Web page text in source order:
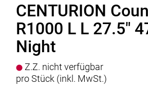
CENTURION
R1000 L L 27.5"
Night
Z.Z. nicht verfügbar
pro Stück (inkl. MwSt.)